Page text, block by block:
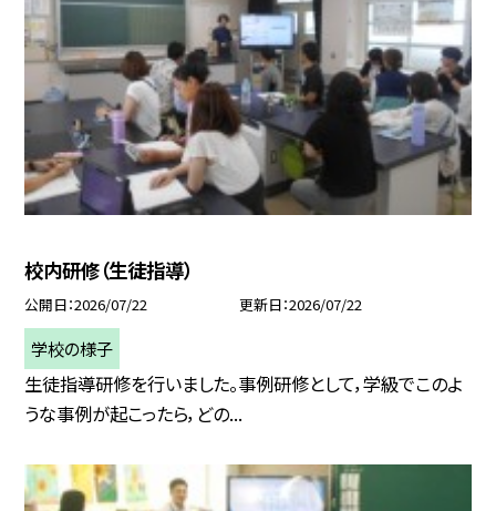
校内研修（生徒指導）
公開日 2026/07/22 更新日 2026/07/22
学校の様子
生徒指導研修を行いました。事例研修として，学級でこのよ
うな事例が起こったら，どの...